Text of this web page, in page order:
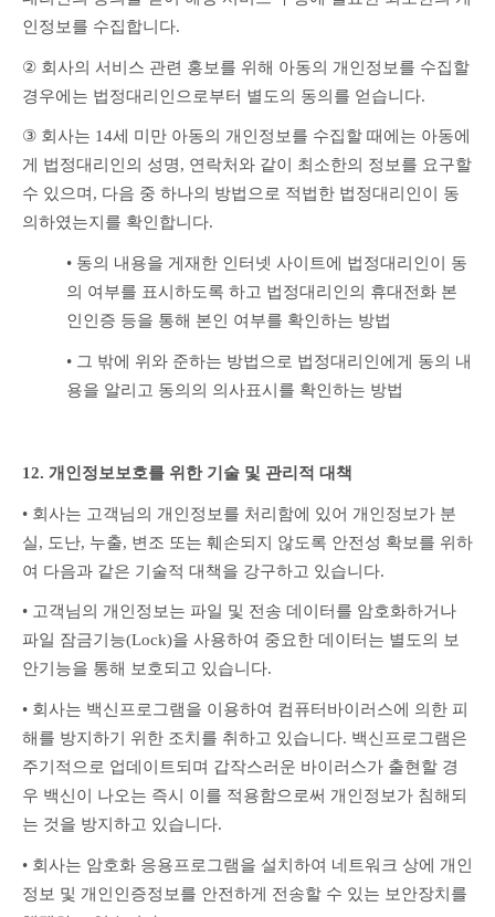
인정보를 수집합니다.
② 회사의 서비스 관련 홍보를 위해 아동의 개인정보를 수집할
경우에는 법정대리인으로부터 별도의 동의를 얻습니다.
③ 회사는 14세 미만 아동의 개인정보를 수집할 때에는 아동에
게 법정대리인의 성명, 연락처와 같이 최소한의 정보를 요구할
수 있으며, 다음 중 하나의 방법으로 적법한 법정대리인이 동
의하였는지를 확인합니다.
• 동의 내용을 게재한 인터넷 사이트에 법정대리인이 동
의 여부를 표시하도록 하고 법정대리인의 휴대전화 본
인인증 등을 통해 본인 여부를 확인하는 방법
• 그 밖에 위와 준하는 방법으로 법정대리인에게 동의 내
용을 알리고 동의의 의사표시를 확인하는 방법
12. 개인정보보호를 위한 기술 및 관리적 대책
• 회사는 고객님의 개인정보를 처리함에 있어 개인정보가 분
실, 도난, 누출, 변조 또는 훼손되지 않도록 안전성 확보를 위하
여 다음과 같은 기술적 대책을 강구하고 있습니다.
• 고객님의 개인정보는 파일 및 전송 데이터를 암호화하거나
파일 잠금기능(Lock)을 사용하여 중요한 데이터는 별도의 보
안기능을 통해 보호되고 있습니다.
• 회사는 백신프로그램을 이용하여 컴퓨터바이러스에 의한 피
해를 방지하기 위한 조치를 취하고 있습니다. 백신프로그램은
주기적으로 업데이트되며 갑작스러운 바이러스가 출현할 경
우 백신이 나오는 즉시 이를 적용함으로써 개인정보가 침해되
는 것을 방지하고 있습니다.
• 회사는 암호화 응용프로그램을 설치하여 네트워크 상에 개인
정보 및 개인인증정보를 안전하게 전송할 수 있는 보안장치를